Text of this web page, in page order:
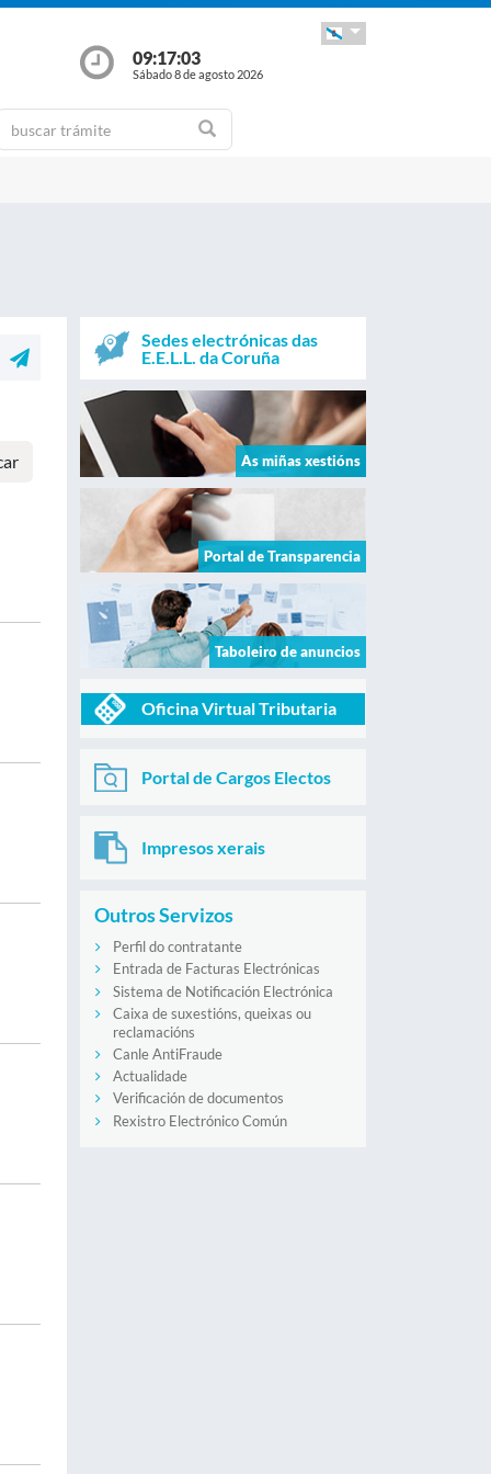
09:17:03
Sábado 8 de agosto 2026
Sedes electrónicas das
E.E.L.L. da Coruña
As miñas xestións
Portal de Transparencia
Taboleiro de anuncios
Oficina Virtual Tributaria
Portal de Cargos Electos
Impresos xerais
Outros Servizos
Perfil do contratante
Entrada de Facturas Electrónicas
Sistema de Notificación Electrónica
Caixa de suxestións, queixas ou
reclamacións
Canle AntiFraude
Actualidade
Verificación de documentos
Rexistro Electrónico Común